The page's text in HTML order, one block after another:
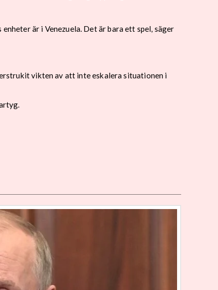
är i Venezuela. Det är bara ett spel, säger
vikten av att inte eskalera situationen i